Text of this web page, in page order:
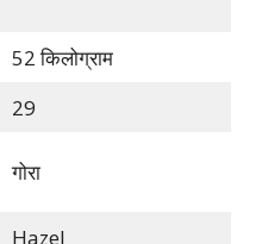
52 किलोग्राम
29
गोरा
Hazel